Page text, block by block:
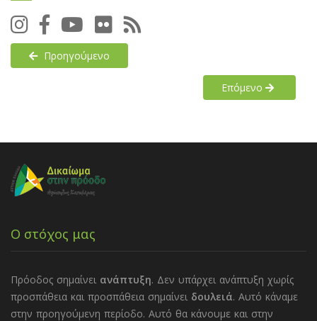
Προηγούμενο
Επόμενο
Ο στόχος μας
Πρόοδος σημαίνει ανάπτυξη. Δεν υπάρχει ανάπτυξη χωρίς
προσπάθεια και προσπάθεια σημαίνει δουλειά. Αυτό κάναμε
στην προηγούμενη περίοδο. Αυτό θα κάνουμε και στην